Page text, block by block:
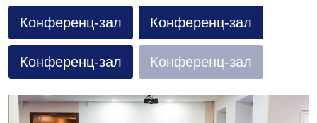
Конференц-зал Конференц-зал
Конференц-зал Конференц-зал